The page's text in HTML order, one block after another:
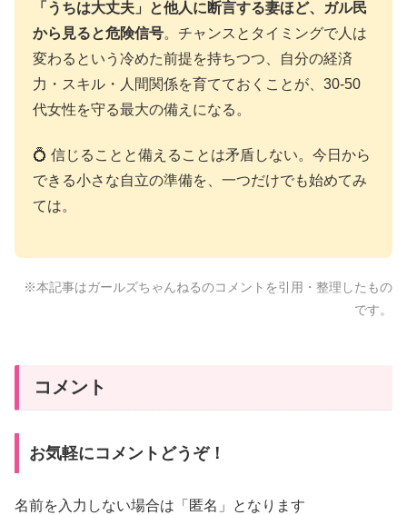
「うちは大丈夫」と他人に断言する妻ほど、ガル民
から見ると危険信号。チャンスとタイミングで人は
変わるという冷めた前提を持ちつつ、自分の経済
力・スキル・人間関係を育てておくことが、30-50
代女性を守る最大の備えになる。
💍 信じることと備えることは矛盾しない。今日から
できる小さな自立の準備を、一つだけでも始めてみ
ては。
※本記事はガールズちゃんねるのコメントを引用・整理したもの
です。
コメント
お気軽にコメントどうぞ！
名前を入力しない場合は「匿名」となります